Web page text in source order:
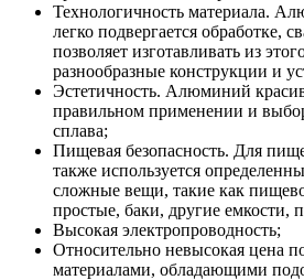
Технологичность материала.
легко подвергается обработке,
позволяет изготавливать из
разнообразные конструкции и
Эстетичность. Алюминий
правильном применении и
сплава;
Пищевая безопасность. Для
также используется
сложные вещи, такие как
простые, баки, другие емкости,
Высокая электропроводность;
Относительно невысокая цена
материалами, обладающими